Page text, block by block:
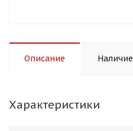
Описание Наличие
Характеристики